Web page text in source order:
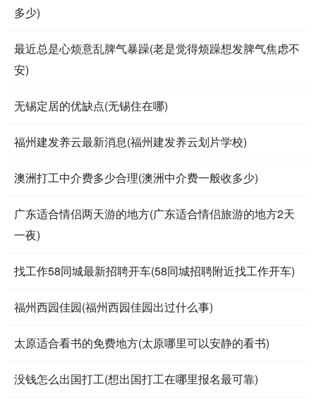
多少)
最近总是心烦意乱脾气暴躁(老是觉得烦躁想发脾气焦虑不
安)
无锡定居的优缺点(无锡住在哪)
福州建发养云最新消息(福州建发养云划片学校)
澳洲打工中介费多少合理(澳洲中介费一般收多少)
广东适合情侣两天游的地方(广东适合情侣旅游的地方2天
一夜)
找工作58同城最新招聘开车(58同城招聘附近找工作开车)
福州西园佳园(福州西园佳园出过什么事)
太原适合看书的免费地方(太原哪里可以安静的看书)
没钱怎么出国打工(想出国打工在哪里报名最可靠)